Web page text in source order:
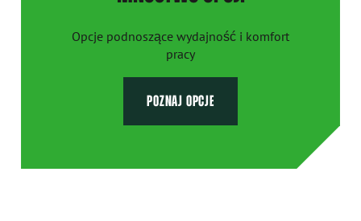
Opcje podnoszące wydajność i komfort
pracy
POZNAJ OPCJE